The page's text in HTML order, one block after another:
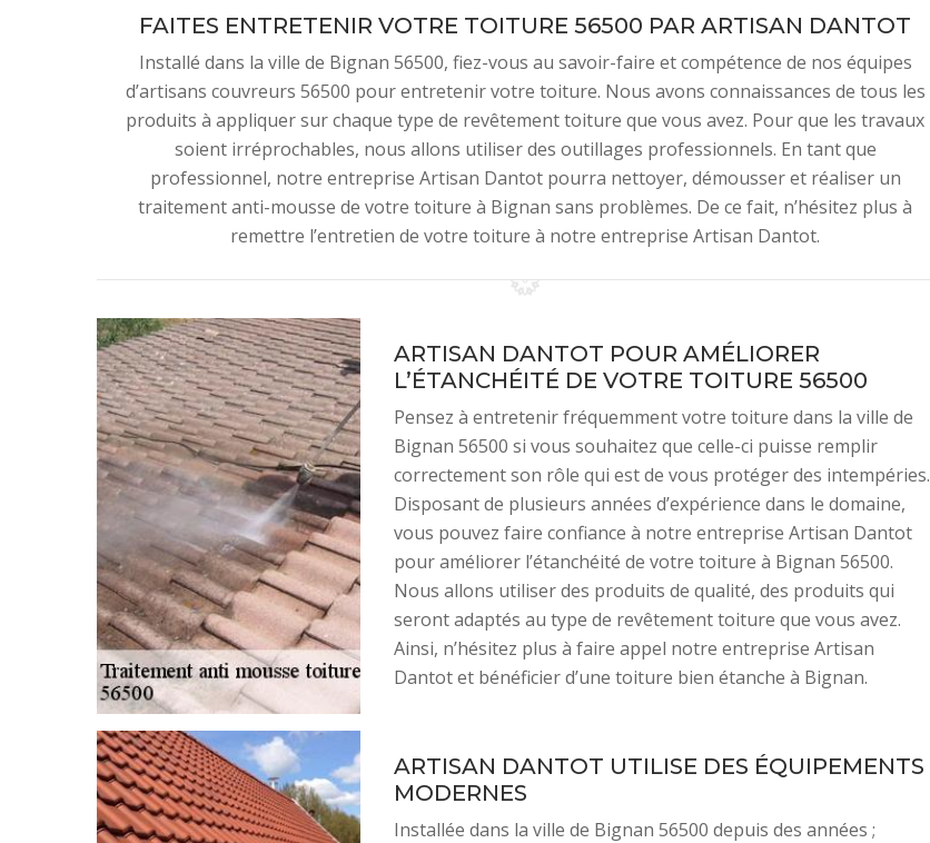
FAITES ENTRETENIR VOTRE TOITURE 56500 PAR ARTISAN DANTOT
Installé dans la ville de Bignan 56500, fiez-vous au savoir-faire et compétence de nos équipes
d’artisans couvreurs 56500 pour entretenir votre toiture. Nous avons connaissances de tous les
produits à appliquer sur chaque type de revêtement toiture que vous avez. Pour que les travaux
soient irréprochables, nous allons utiliser des outillages professionnels. En tant que
professionnel, notre entreprise Artisan Dantot pourra nettoyer, démousser et réaliser un
traitement anti-mousse de votre toiture à Bignan sans problèmes. De ce fait, n’hésitez plus à
remettre l’entretien de votre toiture à notre entreprise Artisan Dantot.
ARTISAN DANTOT POUR AMÉLIORER
L’ÉTANCHÉITÉ DE VOTRE TOITURE 56500
Pensez à entretenir fréquemment votre toiture dans la ville de
Bignan 56500 si vous souhaitez que celle-ci puisse remplir
correctement son rôle qui est de vous protéger des intempéries.
Disposant de plusieurs années d’expérience dans le domaine,
vous pouvez faire confiance à notre entreprise Artisan Dantot
pour améliorer l’étanchéité de votre toiture à Bignan 56500.
Nous allons utiliser des produits de qualité, des produits qui
seront adaptés au type de revêtement toiture que vous avez.
Ainsi, n’hésitez plus à faire appel notre entreprise Artisan
Dantot et bénéficier d’une toiture bien étanche à Bignan.
ARTISAN DANTOT UTILISE DES ÉQUIPEMENTS
MODERNES
Installée dans la ville de Bignan 56500 depuis des années ;